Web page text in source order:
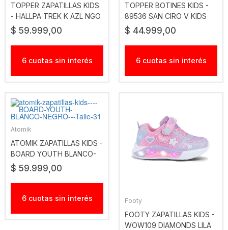
TOPPER ZAPATILLAS KIDS
- HALLPA TREK K AZL NGO
$ 59.999,00
6 cuotas sin interés
TOPPER BOTINES KIDS -
89536 SAN CIRO V KIDS
BCO NGO
$ 44.999,00
6 cuotas sin interés
Atomik
ATOMIK ZAPATILLAS KIDS -
BOARD YOUTH BLANCO-
NEGRO
$ 59.999,00
6 cuotas sin interés Footy
FOOTY ZAPATILLAS KIDS -
WOW109 DIAMONDS LILA